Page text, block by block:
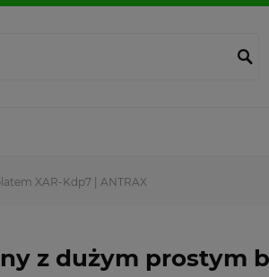
XAR-Kdp7 | ANTRAX
z dużym prostym